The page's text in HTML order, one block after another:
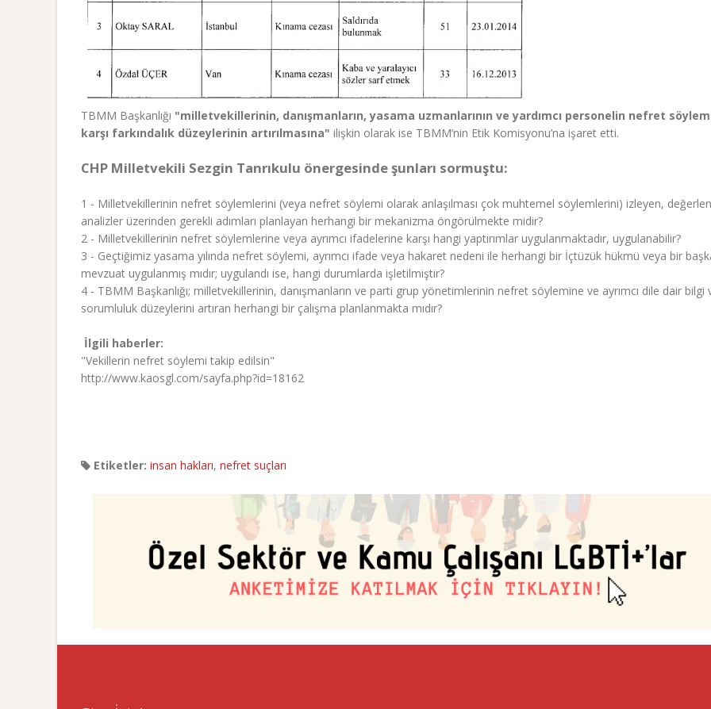
TBMM Başkanlığı "milletvekillerinin, danışmanların, yasama uzmanlarının ve yardımcı personelin nefret
karşı farkındalık düzeylerinin artırılmasına" ilişkin olarak ise TBMM’nin Etik Komisyonu’na işaret etti.
CHP Milletvekili Sezgin Tanrıkulu önergesinde şunları sormuştu:
1 - Milletvekillerinin nefret söylemlerini (veya nefret söylemi olarak anlaşılması çok muhtemel söylemlerini) izleyen,
analizler üzerinden gerekli adımları planlayan herhangi bir mekanizma öngörülmekte midir?
2 - Milletvekillerinin nefret söylemlerine veya ayrımcı ifadelerine karşı hangi yaptırımlar uygulanmaktadır, uygulanabilir?
3 - Geçtiğimiz yasama yılında nefret söylemi, ayrımcı ifade veya hakaret nedeni ile herhangi bir İçtüzük hükmü veya bir
mevzuat uygulanmış mıdır; uygulandı ise, hangi durumlarda işletilmiştir?
4 - TBMM Başkanlığı; milletvekillerinin, danışmanların ve parti grup yönetimlerinin nefret söylemine ve ayrımcı dile dair bilgi
sorumluluk düzeylerini artıran herhangi bir çalışma planlanmakta mıdır?
İlgili haberler:
"Vekillerin nefret söylemi takip edilsin"
http://www.kaosgl.com/sayfa.php?id=18162
Etiketler: insan hakları, nefret suçları